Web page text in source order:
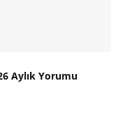
Aylık Yorumu